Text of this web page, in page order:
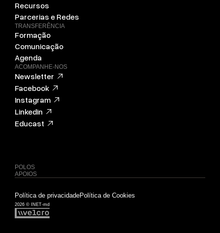
Recursos
Parcerias e Redes
TRANSFERÊNCIA
Formação
Comunicação
Agenda
ACOMPANHE-NOS
Newsletter
Facebook
Instagram
Linkedin
Educast
POLOS
APOIOS
2026 © INET-md
Política de privacidadePolítica de Cookies